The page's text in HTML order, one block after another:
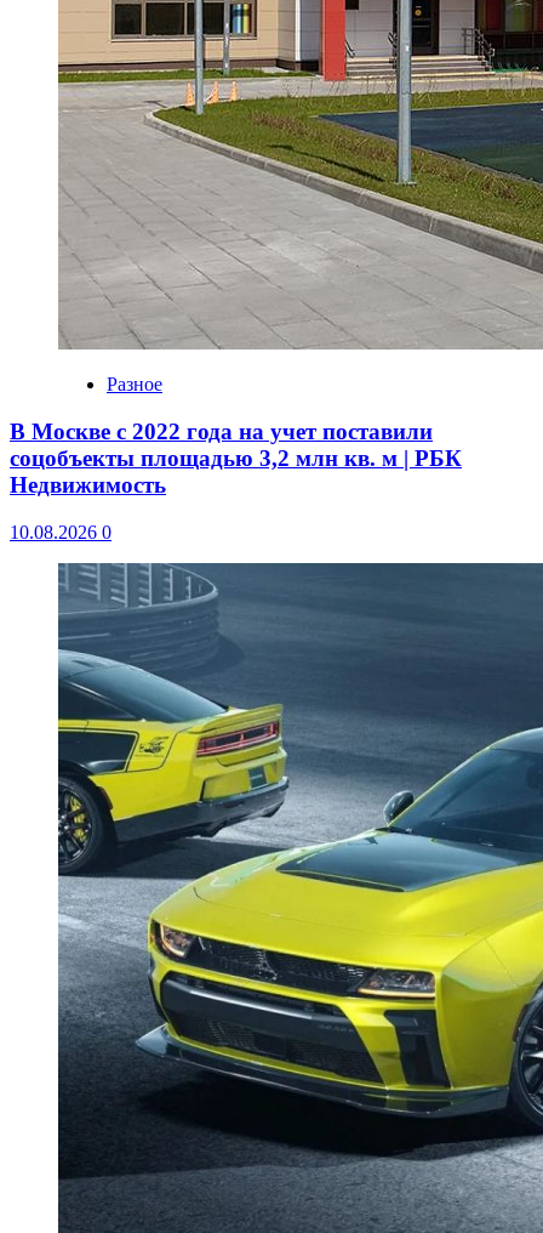
Разное
В Москве с 2022 года на учет поставили
соцобъекты площадью 3,2 млн кв. м | РБК
Недвижимость
10.08.2026 0